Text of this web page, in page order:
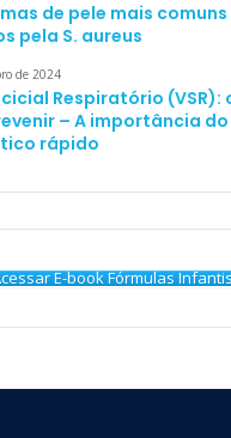
de pele mais comuns
pela S. aureus
de 2024
Respiratório (VSR):
– A importância do
rápido
E-book Fórmulas